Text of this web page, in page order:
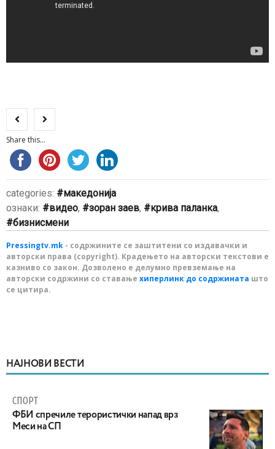
Share this...
categories:
македонија
ознаки:
видео, зоран заев, крива паланка,
бизнисмени
Pressingtv.mk - содржините се заштитени со издавачки и
авторски права (copyright). Крадењето на авторски текстови е
казниво со закон. Дозволено е делумно превземање на
авторски содржини со ставање хиперлинк до содржината што
се цитира.
НАЈНОВИ ВЕСТИ
СПОРТ
ФБИ спречиле терористички напад врз
Меси на СП